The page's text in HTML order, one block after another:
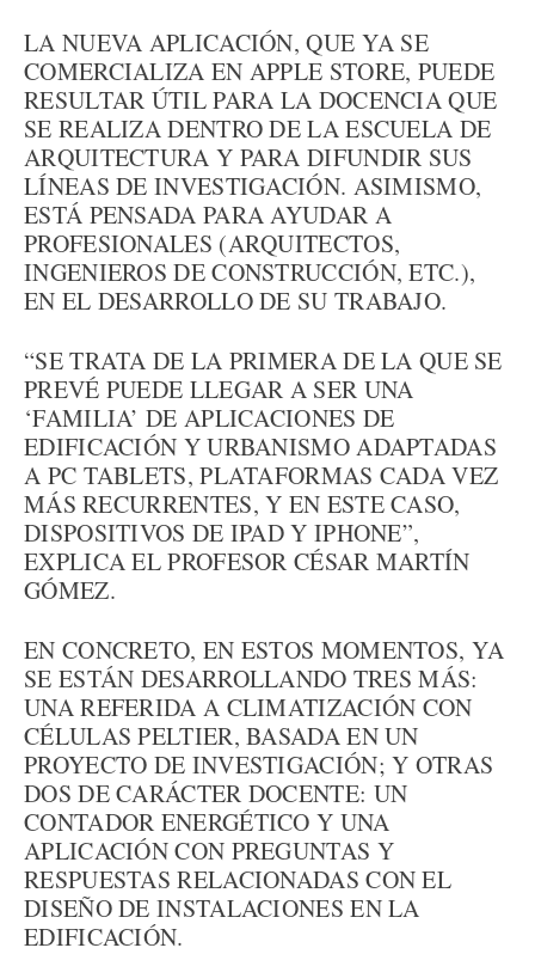
LA NUEVA APLICACIÓN, QUE YA SE
COMERCIALIZA EN APPLE STORE, PUEDE
RESULTAR ÚTIL PARA LA DOCENCIA QUE
SE REALIZA DENTRO DE LA ESCUELA DE
ARQUITECTURA Y PARA DIFUNDIR SUS
LÍNEAS DE INVESTIGACIÓN. ASIMISMO,
ESTÁ PENSADA PARA AYUDAR A
PROFESIONALES (ARQUITECTOS,
INGENIEROS DE CONSTRUCCIÓN, ETC.),
EN EL DESARROLLO DE SU TRABAJO.
“SE TRATA DE LA PRIMERA DE LA QUE SE
PREVÉ PUEDE LLEGAR A SER UNA
‘FAMILIA’ DE APLICACIONES DE
EDIFICACIÓN Y URBANISMO ADAPTADAS
A PC TABLETS, PLATAFORMAS CADA VEZ
MÁS RECURRENTES, Y EN ESTE CASO,
DISPOSITIVOS DE IPAD Y IPHONE”,
EXPLICA EL PROFESOR CÉSAR MARTÍN
GÓMEZ.
EN CONCRETO, EN ESTOS MOMENTOS, YA
SE ESTÁN DESARROLLANDO TRES MÁS:
UNA REFERIDA A CLIMATIZACIÓN CON
CÉLULAS PELTIER, BASADA EN UN
PROYECTO DE INVESTIGACIÓN; Y OTRAS
DOS DE CARÁCTER DOCENTE: UN
CONTADOR ENERGÉTICO Y UNA
APLICACIÓN CON PREGUNTAS Y
RESPUESTAS RELACIONADAS CON EL
DISEÑO DE INSTALACIONES EN LA
EDIFICACIÓN.